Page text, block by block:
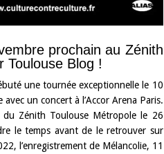
prochain au Zénith
Toulouse Blog !
une tournée exceptionnelle le 10
un concert à l’Accor Arena Paris.
du Zénith Toulouse Métropole le 26
le temps avant de le retrouver sur
l’enregistrement de Mélancolie, 11